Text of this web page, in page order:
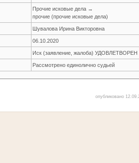
Прочие исковые дела →
прочие (прочие исковые дела)
Шувалова Ирина Викторовна
06.10.2020
Иск (заявление, жалоба)
Рассмотрено единолично судьей
опубликовано